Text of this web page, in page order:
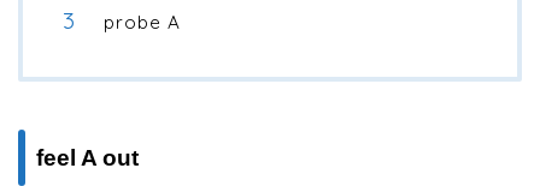
probe A
feel A out